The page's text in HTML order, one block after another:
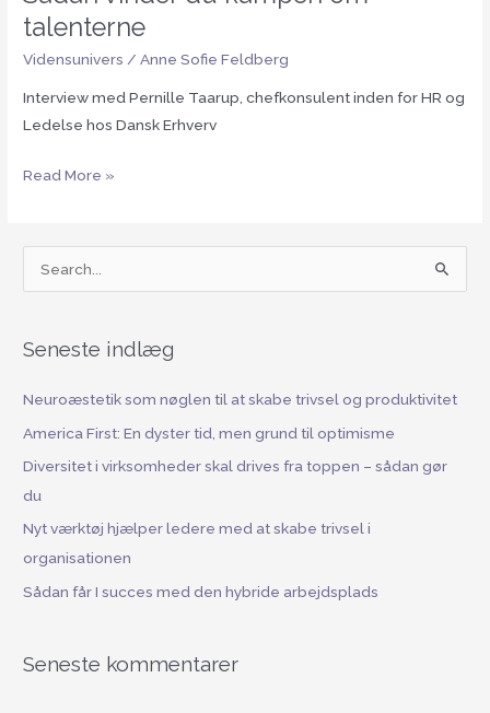
talenterne
Vidensunivers /Anne Sofie Feldberg
Interview med Pernille Taarup, chefkonsulent inden for HR og
Ledelse hos Dansk Erhverv
Read More »
e
f
Seneste indlæg
Neuroæstetik som nøglen til at skabe trivsel og produktivitet
America First: En dyster tid, men grund til optimisme
Diversitet i virksomheder skal drives fra toppen – sådan gør
du
Nyt værktøj hjælper ledere med at skabe trivsel i
organisationen
Sådan får I succes med den hybride arbejdsplads
Seneste kommentarer